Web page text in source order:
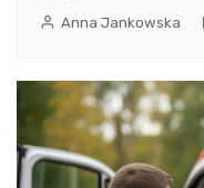
Anna Jankowska